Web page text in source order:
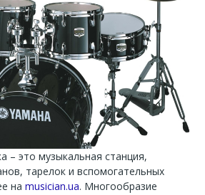
– это музыкальная станция,
тарелок и вспомогательных
на musician.ua. Многообразие